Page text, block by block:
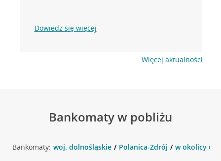
Dowiedz się więcej
Więcej aktualności
Bankomaty w pobliżu
Bankomaty: woj. dolnośląskie Polanica-Zdrój w okolicy ul.